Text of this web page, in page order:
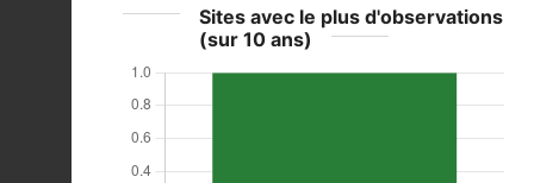
Sites avec le plus d'observations
(sur 10 ans)